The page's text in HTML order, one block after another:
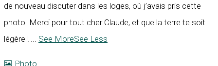
de nouveau discuter dans les loges, où j’avais pris cette
photo. Merci pour tout cher Claude, et que la terre te soit
légère !
See MoreSee Less
Photo